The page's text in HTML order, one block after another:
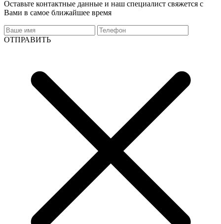
Оставьте контактные данные и наш специалист свяжется с
Вами в самое ближайшее время
ОТПРАВИТЬ